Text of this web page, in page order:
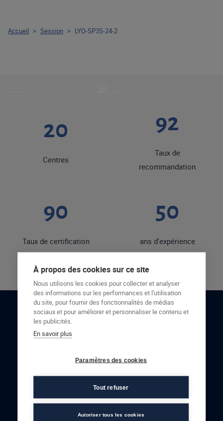
20
Centres
92
Taux de
recommandation
90
Taux de certification
50
ans d'expérience
RESTONS EN CONTACT
Accueil > Session > LYO-SP3S-24-2
À propos des cookies sur ce site
Nous utilisons les cookies pour collecter et analyser
des informations sur les performances et l'utilisation
du site, pour fournir des fonctionnalités de médias
sociaux et pour améliorer et personnaliser le contenu et
les publicités.
En savoir plus
Paramètres des cookies
Tout refuser
Autoriser tous les cookies